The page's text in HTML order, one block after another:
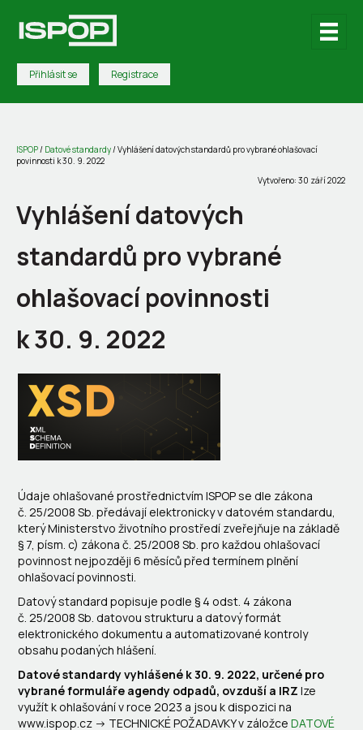
Přihlásit se Registrace
ISPOP/ Datové standardy/Vyhlášení datových standardů pro vybrané ohlašovací
povinnosti k 30. 9. 2022
Vytvořeno: 30 září 2022
Vyhlášení datových
standardů pro vybrané
ohlašovací povinnosti
k 30. 9. 2022
Údaje ohlašované prostřednictvím ISPOP se dle zákona
č. 25/2008 Sb. předávají elektronicky v datovém standardu,
který Ministerstvo životního prostředí zveřejňuje na základě
§ 7, písm. c) zákona č. 25/2008 Sb. pro každou ohlašovací
povinnost nejpozději 6 měsíců před termínem plnění
ohlašovací povinnosti.
Datový standard popisuje podle § 4 odst. 4 zákona
č. 25/2008 Sb. datovou strukturu a datový formát
elektronického dokumentu a automatizované kontroly
obsahu podaných hlášení.
Datové standardy vyhlášené k 30. 9. 2022, určené pro
vybrané formuláře agendy odpadů, ovzduší a IRZ lze
využít k ohlašování v roce 2023 a jsou k dispozici na
www.ispop.cz -> TECHNICKÉ POŽADAVKY v záložce DATOVÉ